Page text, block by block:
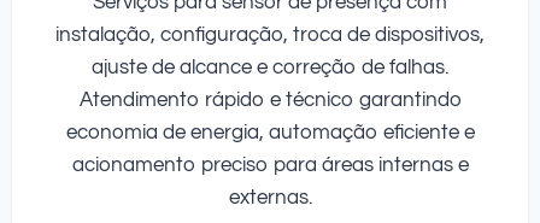
instalação, configuração, troca de dispositivos,
ajuste de alcance e correção de falhas.
Atendimento rápido e técnico garantindo
economia de energia, automação eficiente e
acionamento preciso para áreas internas e
externas.